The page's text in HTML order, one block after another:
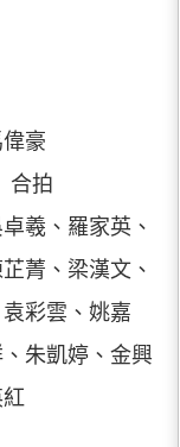
豪
合拍
羲、羅家英、
菁、梁漢文、
彩雲、姚嘉
朱凱婷、金興